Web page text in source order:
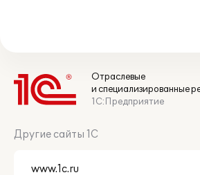
Отраслевые
и специализированные
1С:Предприятие
Другие сайты 1С